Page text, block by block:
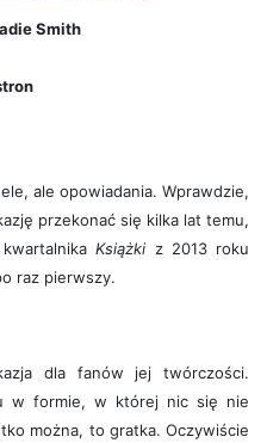
Smith
ale opowiadania. Wprawdzie,
przekonać się kilka lat temu,
kwartalnikaKsiążki z 2013 roku
raz pierwszy.
dla fanów jej twórczości.
w formie, w której nic się nie
można, to gratka. Oczywiście